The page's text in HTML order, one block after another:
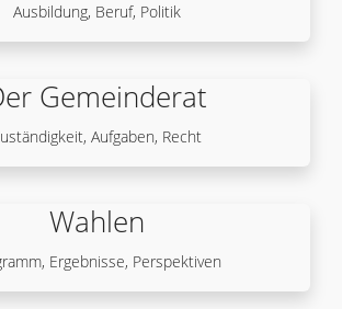
Ausbildung, Beruf, Politik
Gemeinderat
Aufgaben, Recht
Wahlen
Ergebnisse, Perspektiven